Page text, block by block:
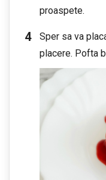
proaspete.
Sper sa va
placere. Pofta